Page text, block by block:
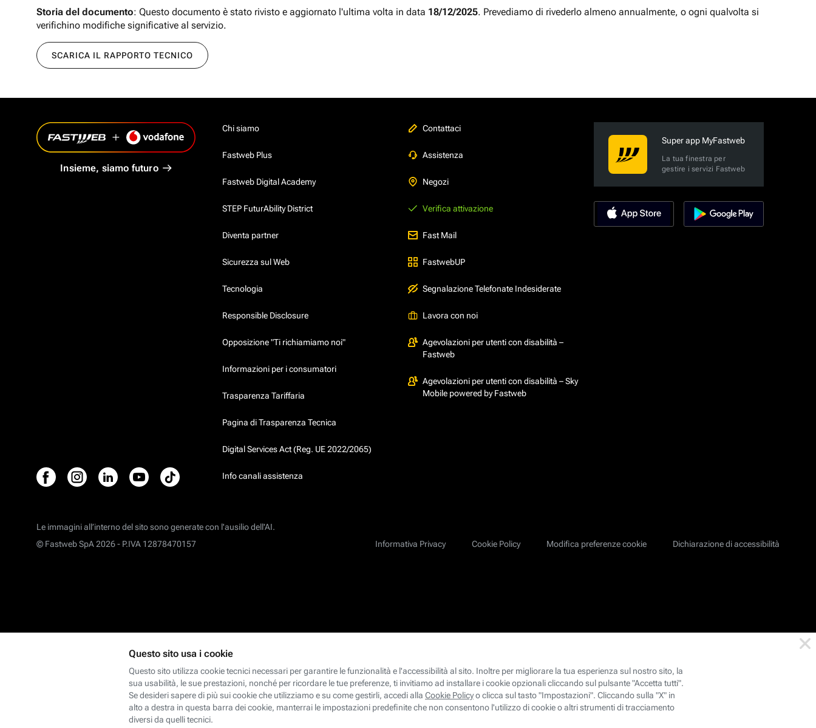
Storia del documento: Questo documento è stato rivisto e aggiornato l'ultima volta in data 18/12/2025. Prevediamo di rivederlo almeno annualmente, o ogni qualvolta si
verifichino modifiche significative al servizio.
SCARICA IL RAPPORTO TECNICO
Insieme, siamo futuro
Chi siamo
Fastweb Plus
Fastweb Digital Academy
STEP FuturAbility District
Diventa partner
Sicurezza sul Web
Tecnologia
Responsible Disclosure
Opposizione "Ti richiamiamo noi"
Informazioni per i consumatori
Trasparenza Tariffaria
Pagina di Trasparenza Tecnica
Digital Services Act (Reg. UE 2022/2065)
Info canali assistenza
Contattaci
Assistenza
Negozi
Verifica attivazione
Fast Mail
FastwebUP
Segnalazione Telefonate Indesiderate
Lavora con noi
Agevolazioni per utenti con disabilità –
Fastweb
Agevolazioni per utenti con disabilità – Sky
Mobile powered by Fastweb
Super app MyFastweb
La tua finestra per
gestire i servizi Fastweb
Le immagini all’interno del sito sono generate con l'ausilio dell'AI.
Informativa Privacy
Cookie Policy Modifica preferenze cookie Dichiarazione di accessibilità
© Fastweb SpA 2026 - P.IVA 12878470157